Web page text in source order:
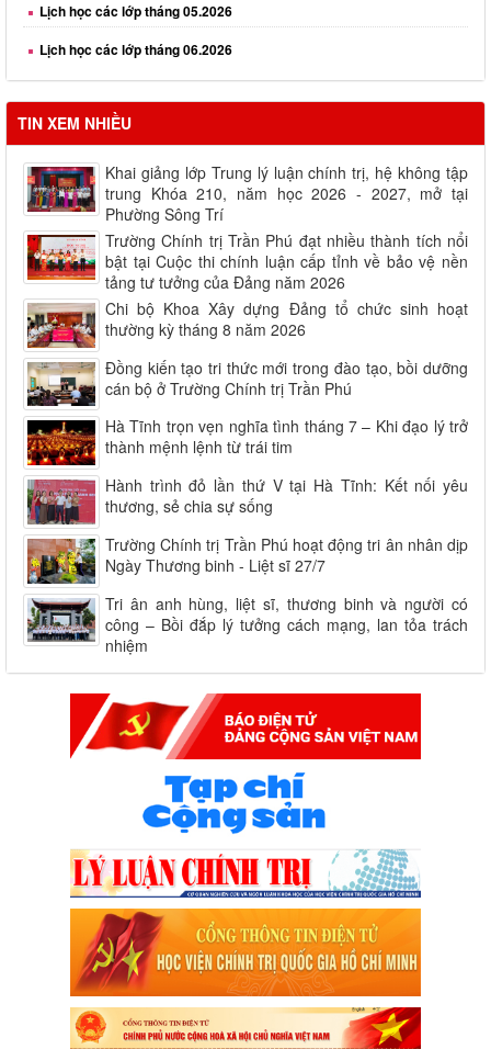
Lịch học các lớp tháng 06.2026
Lịch học các lớp tháng 08.2026
TIN XEM NHIỀU
Khai giảng lớp Trung lý luận chính trị, hệ không tập
trung Khóa 210, năm học 2026 - 2027, mở tại
Phường Sông Trí
Trường Chính trị Trần Phú đạt nhiều thành tích nổi
bật tại Cuộc thi chính luận cấp tỉnh về bảo vệ nền
tảng tư tưởng của Đảng năm 2026
Chi bộ Khoa Xây dựng Đảng tổ chức sinh hoạt
thường kỳ tháng 8 năm 2026
Đồng kiến tạo tri thức mới trong đào tạo, bồi dưỡng
cán bộ ở Trường Chính trị Trần Phú
Hà Tĩnh trọn vẹn nghĩa tình tháng 7 – Khi đạo lý trở
thành mệnh lệnh từ trái tim
Hành trình đỏ lần thứ V tại Hà Tĩnh: Kết nối yêu
thương, sẻ chia sự sống
Trường Chính trị Trần Phú hoạt động tri ân nhân dịp
Ngày Thương binh - Liệt sĩ 27/7
Tri ân anh hùng, liệt sĩ, thương binh và người có
công – Bồi đắp lý tưởng cách mạng, lan tỏa trách
nhiệm